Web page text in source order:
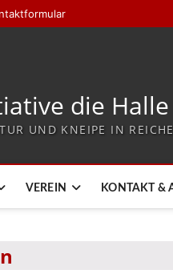
die Halle
UND KNEIPE IN
VEREIN KONTAKT &